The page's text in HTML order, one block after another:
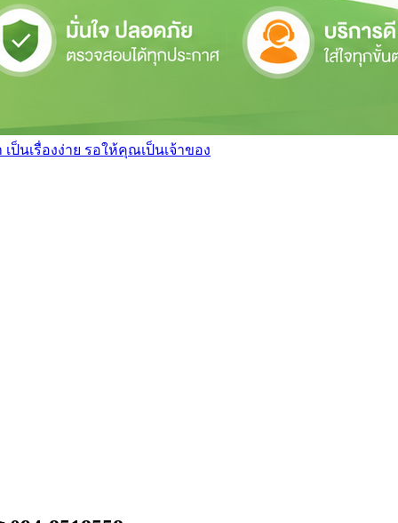
นเรื่องง่าย รอให้คุณเป็นเจ้าของ